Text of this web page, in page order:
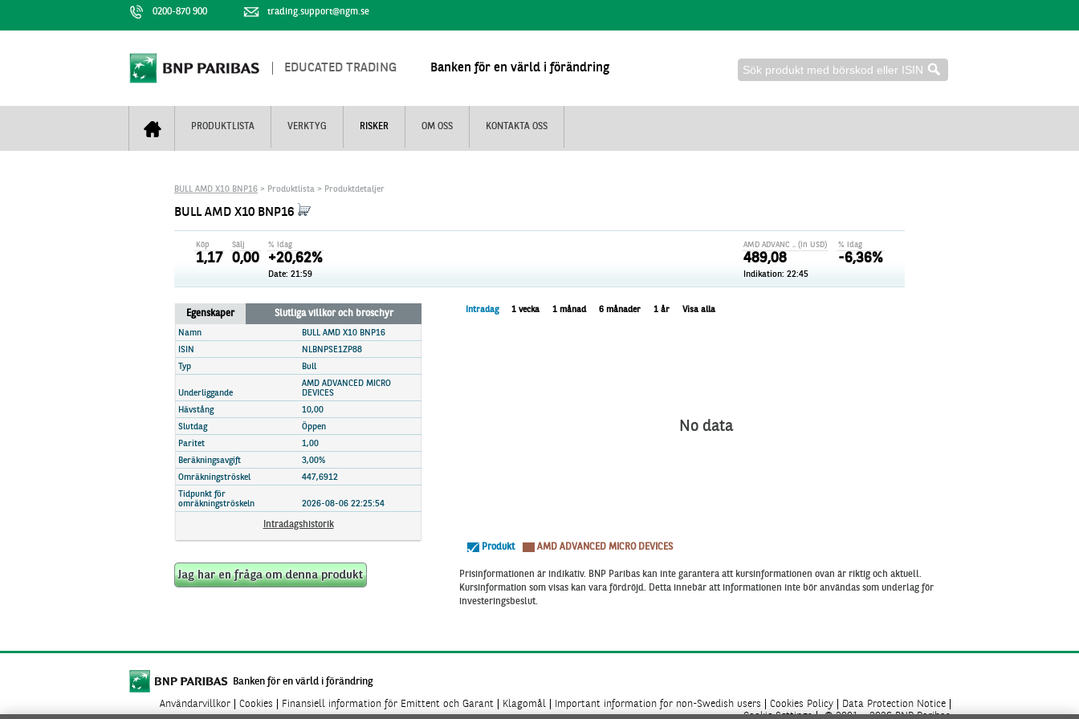
0200-870 900 trading.support@ngm.se
EDUCATED TRADING Banken för en värld i förändring
PRODUKTLISTA VERKTYG RISKER OM OSS KONTAKTA OSS
Mini Futures
Unlimited Turbos
Stoppade & förfallna produkter
Utsålda produkter
Nyhestbrev+
Realtidskurser
Kunskapscentra+
Hur handlar jag
Marknadsöversikt
Finansiell information
BULL AMD X10 BNP16 > Produktlista > Produktdetaljer
BULL AMD X10 BNP16
Köp
1,17
Sälj
0,00
% idag
+20,62%
Date: 21:59
% idag
-6,36%
AMD ADVANC .. (in USD)
489,08
Indikation: 22:45
Egenskaper Slutliga villkor och broschyr
Namn
BULL AMD X10 BNP16
ISIN
NLBNPSE1ZP88
Typ
Bull
Underliggande
AMD ADVANCED MICRO
DEVICES
Hävstång
10,00
Slutdag
Öppen
Paritet
1,00
Beräkningsavgift
3,00%
Omräkningströskel
447,6912
Tidpunkt för
omräkningströskeln
2026-08-06 22:25:54
Intradagshistorik
Intradag 1 vecka 1 månad 6 månader 1 år Visa alla
No data
Produkt AMD ADVANCED MICRO DEVICES
Prisinformationen är indikativ. BNP Paribas kan inte garantera att kursinformationen ovan är riktig och aktuell.
Kursinformation som visas kan vara fördröjd. Detta innebär att informationen inte bör användas som underlag för
investeringsbeslut.
Banken för en värld i förändring
Användarvillkor Cookies Finansiell information för Emittent och Garant Klagomål Important information for non-Swedish users Cookies Policy
Data Protection Notice
Cookie Settings
© 2001 - 2026 BNP Paribas